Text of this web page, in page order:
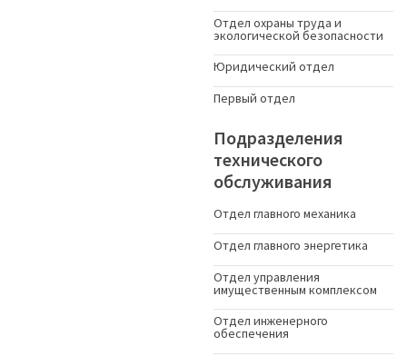
Отдел охраны труда и
экологической безопасности
Юридический отдел
Первый отдел
Подразделения
технического
обслуживания
Отдел главного механика
Отдел главного энергетика
Отдел управления
имущественным комплексом
Отдел инженерного
обеспечения